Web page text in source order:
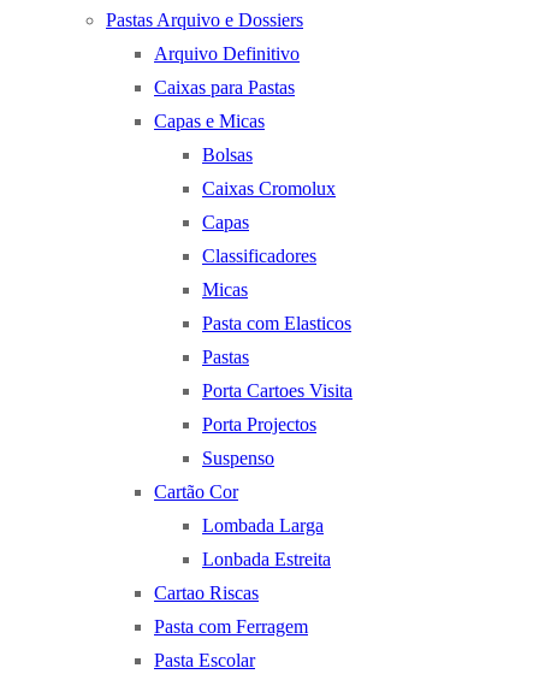
Pastas Arquivo e Dossiers
Arquivo Definitivo
Caixas para Pastas
Capas e Micas
Bolsas
Caixas Cromolux
Capas
Classificadores
Micas
Pasta com Elasticos
Pastas
Porta Cartoes Visita
Porta Projectos
Suspenso
Cartão Cor
Lombada Larga
Lonbada Estreita
Cartao Riscas
Pasta com Ferragem
Pasta Escolar